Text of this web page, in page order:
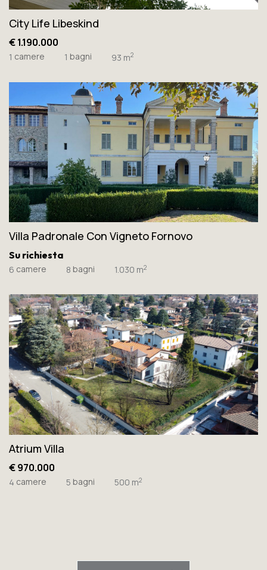
City Life Libeskind
€ 1.190.000
1 camere 1 bagni 93 m2
Villa Padronale Con Vigneto Fornovo
Su richiesta
6 camere 8 bagni 1.030 m2
Atrium Villa
€ 970.000
4 camere 5 bagni 500 m2